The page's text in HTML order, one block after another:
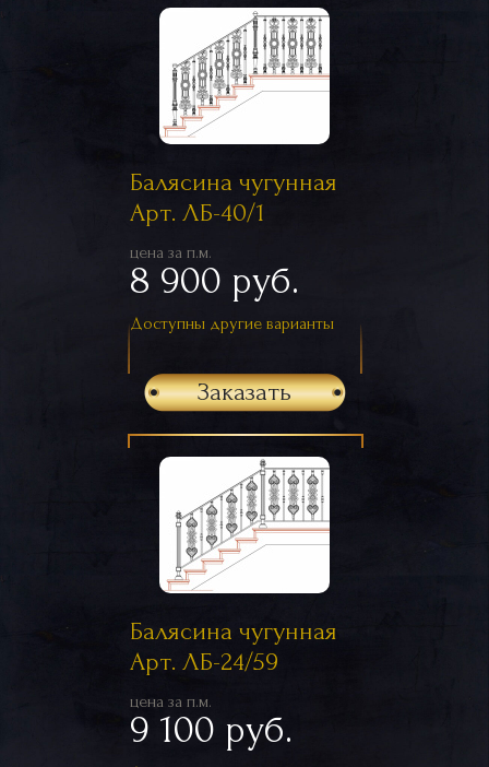
Балясина чугунная
Арт. ЛБ-40/1
цена за п.м.
8 900 руб.
Доступны другие варианты
Заказать
Балясина чугунная
Арт. ЛБ-24/59
цена за п.м.
9 100 руб.